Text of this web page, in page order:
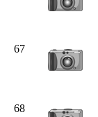
67
68